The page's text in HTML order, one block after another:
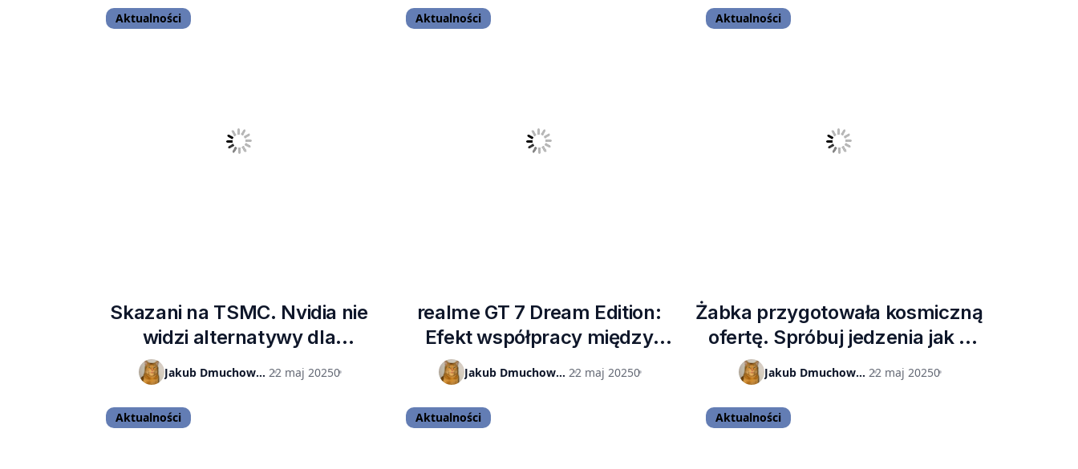
Aktualności
Skazani na TSMC. Nvidia nie
widzi alternatywy dla
tajwańskiego producenta
Jakub Dmuchowski 22 maj 20250
Aktualności
realme GT 7 Dream Edition:
Efekt współpracy między
realme i zespołem Aston Martin
Jakub Dmuchowski 22 maj 20250
Aktualności
Żabka przygotowała kosmiczną
ofertę. Spróbuj jedzenia jak z
ISS
Jakub Dmuchowski 22 maj 20250
Aktualności Aktualności Aktualności